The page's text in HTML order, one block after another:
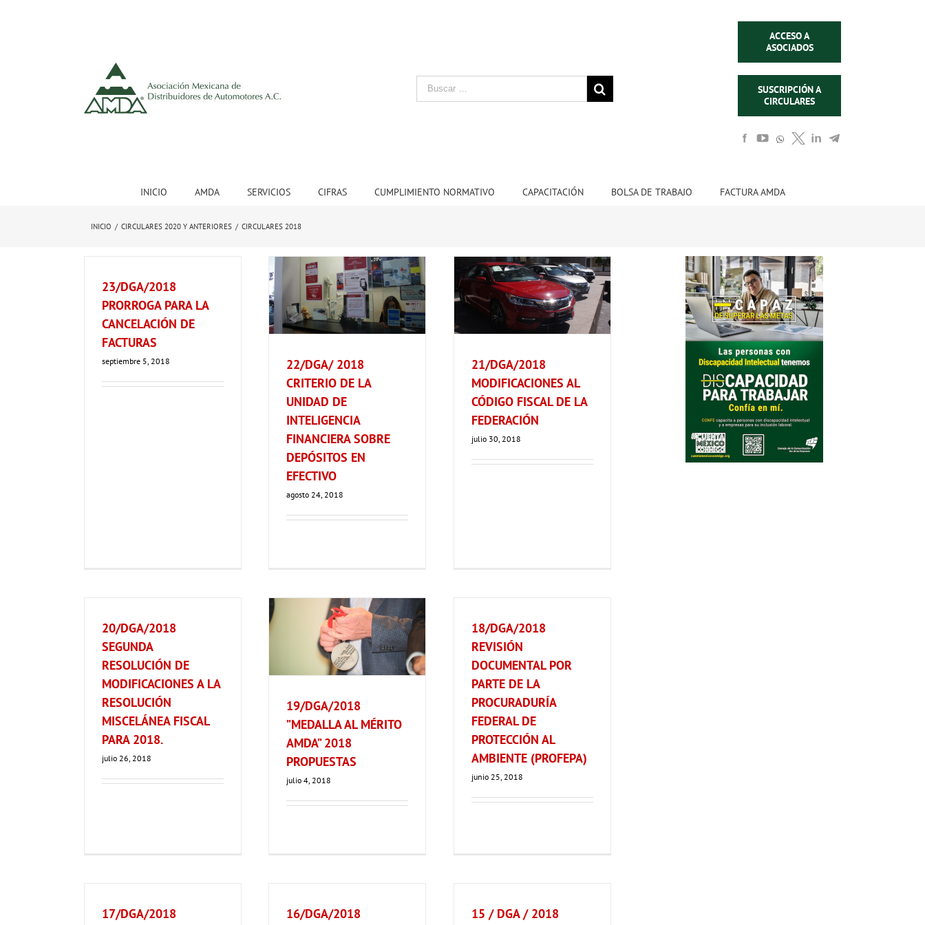
ACCESO A
ASOCIADOS
SUSCRIPCIÓN A
CIRCULARES
INICIO AMDA SERVICIOS CIFRAS CUMPLIMIENTO NORMATIVO CAPACITACIÓN BOLSA DE TRABAJO FACTURA AMDA
INICIO / CIRCULARES 2020 Y ANTERIORES / CIRCULARES 2018
23/DGA/2018
PRORROGA PARA LA
CANCELACIÓN DE
FACTURAS
septiembre 5, 2018
22/DGA/ 2018
CRITERIO DE LA
UNIDAD DE
INTELIGENCIA
FINANCIERA SOBRE
DEPÓSITOS EN
EFECTIVO
agosto 24, 2018
21/DGA/2018
MODIFICACIONES AL
CÓDIGO FISCAL DE LA
FEDERACIÓN
julio 30, 2018
20/DGA/2018
SEGUNDA
RESOLUCIÓN DE
MODIFICACIONES A LA
RESOLUCIÓN
MISCELÁNEA FISCAL
PARA 2018.
julio 26, 2018
19/DGA/2018
”MEDALLA AL MÉRITO
AMDA” 2018
PROPUESTAS
julio 4, 2018
18/DGA/2018
REVISIÓN
DOCUMENTAL POR
PARTE DE LA
PROCURADURÍA
FEDERAL DE
PROTECCIÓN AL
AMBIENTE (PROFEPA)
junio 25, 2018
17/DGA/2018
16/DGA/2018
15 / DGA / 2018